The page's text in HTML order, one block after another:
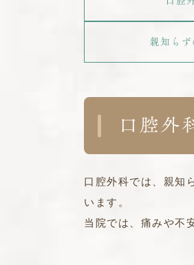
親知ら
口腔外
口腔外科では、親知
います。
当院では、痛みや不